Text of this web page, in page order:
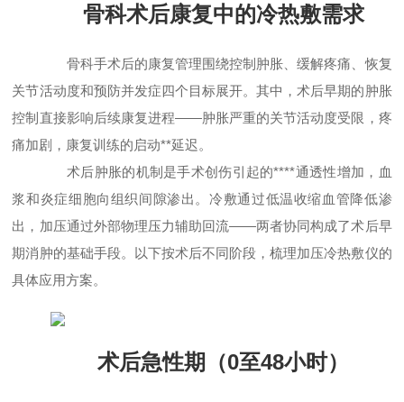
骨科术后康复中的冷热敷需求
骨科手术后的康复管理围绕控制肿胀、缓解疼痛、恢复
关节活动度和预防并发症四个目标展开。其中，术后早期的肿胀
控制直接影响后续康复进程——肿胀严重的关节活动度受限，疼
痛加剧，康复训练的启动**延迟。
术后肿胀的机制是手术创伤引起的****通透性增加，血
浆和炎症细胞向组织间隙渗出。冷敷通过低温收缩血管降低渗
出，加压通过外部物理压力辅助回流——两者协同构成了术后早
期消肿的基础手段。以下按术后不同阶段，梳理加压冷热敷仪的
具体应用方案。
术后急性期（0至48小时）